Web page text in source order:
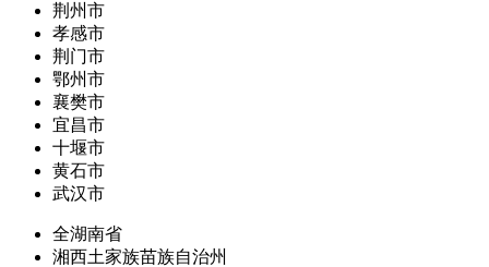
荆州市
孝感市
荆门市
鄂州市
襄樊市
宜昌市
十堰市
黄石市
武汉市
全湖南省
湘西土家族苗族自治州